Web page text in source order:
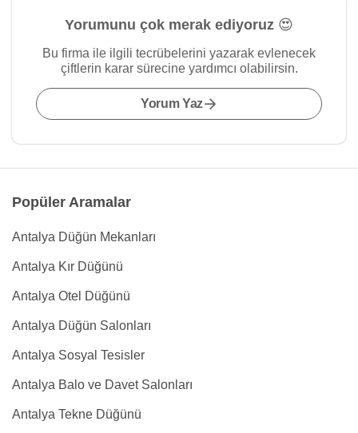
Yorumunu çok merak ediyoruz 😍
Bu firma ile ilgili tecrübelerini yazarak evlenecek
çiftlerin karar sürecine yardımcı olabilirsin.
Yorum Yaz
Popüler Aramalar
Antalya Düğün Mekanları
Antalya Kır Düğünü
Antalya Otel Düğünü
Antalya Düğün Salonları
Antalya Sosyal Tesisler
Antalya Balo ve Davet Salonları
Antalya Tekne Düğünü